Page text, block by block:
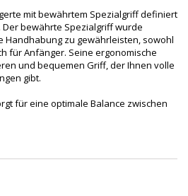
mit bewährtem Spezialgriff definiert
bewährte Spezialgriff wurde
Handhabung zu gewährleisten, sowohl
für Anfänger. Seine ergonomische
und bequemen Griff, der Ihnen volle
gibt.
für eine optimale Balance zwischen